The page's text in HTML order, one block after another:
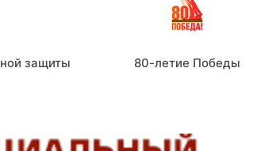
защиты 80-летие Победы